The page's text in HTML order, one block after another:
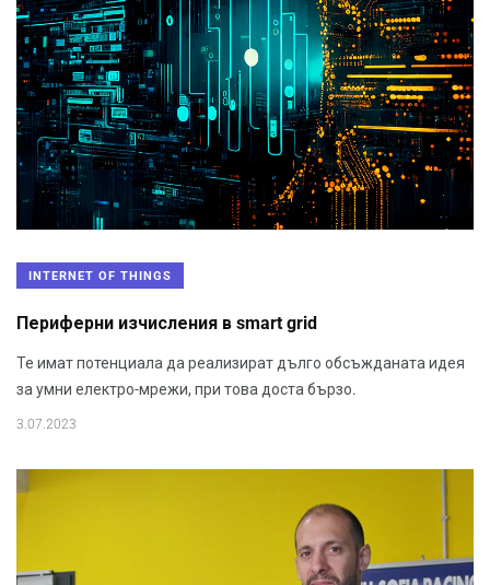
INTERNET OF THINGS
Периферни изчисления в smart grid
Те имат потенциала да реализират дълго обсъжданата идея
за умни електро-мрежи, при това доста бързо.
3.07.2023